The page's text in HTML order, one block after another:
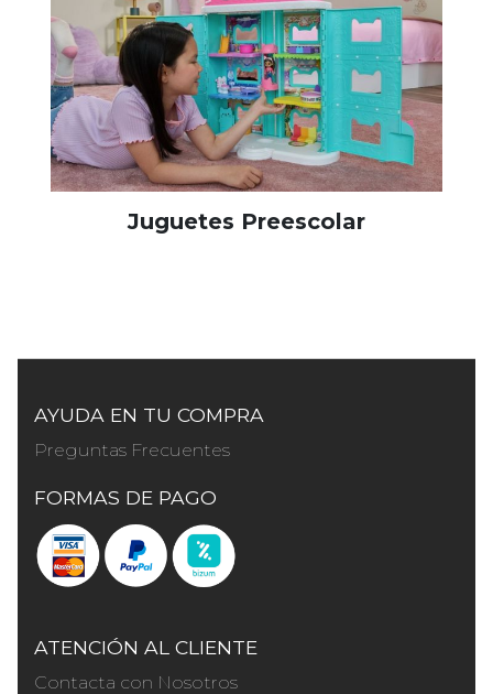
Juguetes Preescolar
AYUDA EN TU COMPRA
Preguntas Frecuentes
FORMAS DE PAGO
ATENCIÓN AL CLIENTE
Contacta con Nosotros